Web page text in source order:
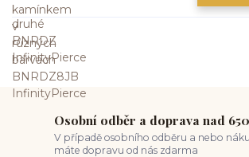
Osobní odběr a doprava nad
V případě osobního odběru a nebo
máte dopravu od nás zdarma